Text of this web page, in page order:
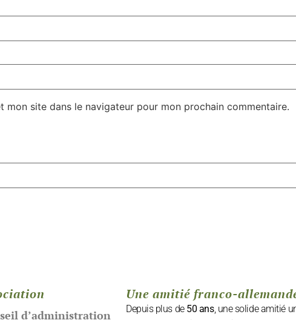
mon site dans le navigateur pour mon prochain commentaire.
d’administration
Une amitié franco-
Depuis plus de 50 ans, une solide amitié